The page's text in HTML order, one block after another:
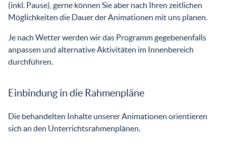
(inkl. Pause), gerne können Sie aber nach Ihren zeitlichen
Möglichkeiten die Dauer der Animationen mit uns planen.
Je nach Wetter werden wir das Programm gegebenenfalls
anpassen und alternative Aktivitäten im Innenbereich
durchführen.
Einbindung in die Rahmenpläne
Die behandelten Inhalte unserer Animationen orientieren
sich an den Unterrichtsrahmenplänen.